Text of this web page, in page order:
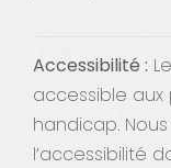
Accessibilité :
accessible
handicap.
l’accessibilité